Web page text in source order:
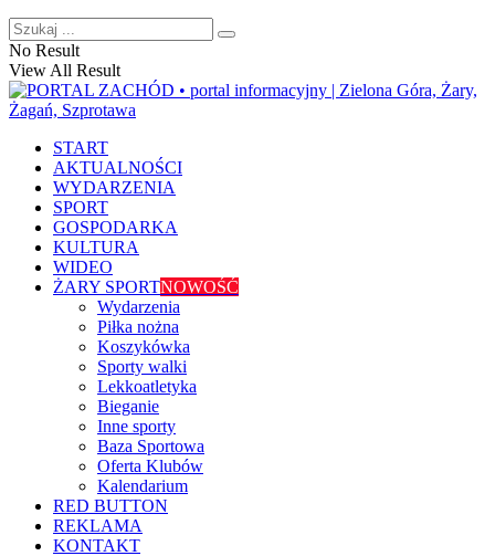
No Result
View All Result
START
AKTUALNOŚCI
WYDARZENIA
SPORT
GOSPODARKA
KULTURA
WIDEO
ŻARY SPORTNOWOŚĆ
Wydarzenia
Piłka nożna
Koszykówka
Sporty walki
Lekkoatletyka
Bieganie
Inne sporty
Baza Sportowa
Oferta Klubów
Kalendarium
RED BUTTON
REKLAMA
KONTAKT